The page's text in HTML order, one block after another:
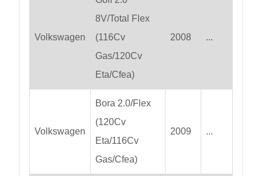
Volkswagen
8V/Total Flex
(116Cv
Gas/120Cv
Eta/Cfea)
2008 ...
Volkswagen
Bora 2.0/Flex
(120Cv
Eta/116Cv
Gas/Cfea)
2009 ...